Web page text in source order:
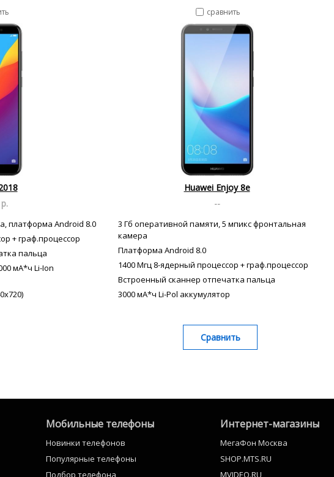
платформа Android 8.0
+ граф.процессор
пальца
мА*ч Li-Ion
сравнить
Huawei Enjoy 8e
--
3 Гб оперативной памяти, 5 мпикс фронтальная
камера
Платформа Android 8.0
1400 Мгц 8-ядерный процессор + граф.процессор
Встроенный сканнер отпечатка пальца
3000 мА*ч Li-Pol аккумулятор
Сравнить
Мобильные телефоны
Новинки телефонов
Популярные телефоны
Подбор телефона
Интернет-магазины
МегаФон Москва
SHOP.MTS.RU
MVIDEO.RU